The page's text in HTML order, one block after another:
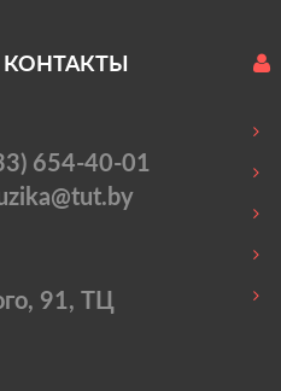
654-40-01
91, ТЦ